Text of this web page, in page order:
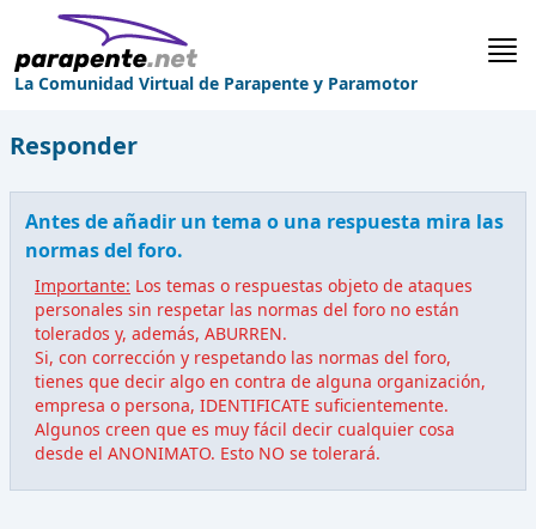
La Comunidad Virtual de Parapente y Paramotor
Responder
Antes de añadir un tema o una respuesta mira las
normas del foro.
Importante: Los temas o respuestas objeto de ataques
personales sin respetar las normas del foro no están
tolerados y, además, ABURREN.
Si, con corrección y respetando las normas del foro,
tienes que decir algo en contra de alguna organización,
empresa o persona, IDENTIFICATE suficientemente.
Algunos creen que es muy fácil decir cualquier cosa
desde el ANONIMATO. Esto NO se tolerará.